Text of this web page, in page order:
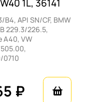
1L, 36141
B4, API SN/CF, BMW
229.3/226.5,
A40, VW
0710
₽